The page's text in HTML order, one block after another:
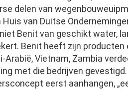
delen van
van Duitse
Benit van geschikt water,
Benit heeft zijn producten
Arabië, Vietnam, Zambia
met die bedrijven gevestigd.
eerst aanhangen,